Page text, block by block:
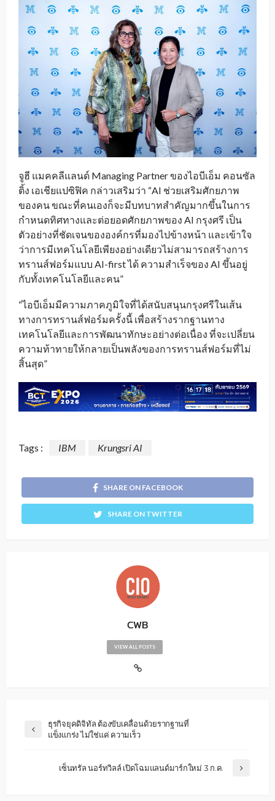
จูฮี แมคคลีแลนด์ Managing Partner ของไอบีเอ็ม คอนซัล
ติ้ง เอเชียแปซิฟิค กล่าวเสริมว่า “AI ช่วยเสริมศักยภาพ
ของคน ขณะที่คนเองก็จะมีบทบาทสำคัญมากขึ้นในการ
กำหนดทิศทางและต่อยอดศักยภาพของ AI กรุงศรี เป็น
ตัวอย่างที่ชัดเจนขององค์กรที่มองไปข้างหน้า และเข้าใจ
ว่าการมีเทคโนโลยีเพียงอย่างเดียวไม่สามารถสร้างการ
ทรานส์ฟอร์มแบบ AI-first ได้ ความสำเร็จของ AI ขึ้นอยู่
กับทั้งเทคโนโลยีและคน”
“ไอบีเอ็มมีความภาคภูมิใจที่ได้สนับสนุนกรุงศรีในเส้น
ทางการทรานส์ฟอร์มครั้งนี้ เพื่อสร้างรากฐานทาง
เทคโนโลยีและการพัฒนาทักษะอย่างต่อเนื่อง ที่จะเปลี่ยน
ความท้าทายให้กลายเป็นพลังของการทรานส์ฟอร์มที่ไม่
สิ้นสุด”
Tags : IBM Krungsri AI
SHARE ON FACEBOOK
SHARE ON TWITTER
CWB
VIEW ALL POSTS
ธุรกิจยุคดิจิทัล ต้องขับเคลื่อนด้วยรากฐานที่
แข็งแกร่ง ไม่ใช่แค่ ความเร็ว
เซ็นทรัล นอร์ทวิลล์ เปิดโฉมแลนด์มาร์กใหม่ 3 ก.ค.